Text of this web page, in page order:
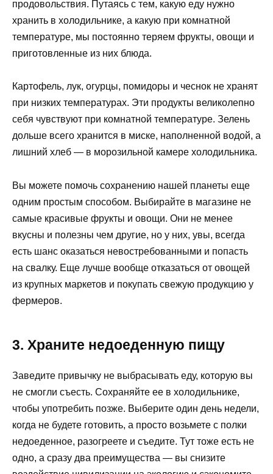
продовольствия. Путаясь с тем, какую еду нужно
хранить в холодильнике, а какую при комнатной
температуре, мы постоянно теряем фрукты, овощи и
приготовленные из них блюда.
Картофель, лук, огурцы, помидоры и чеснок не хранят
при низких температурах. Эти продукты великолепно
себя чувствуют при комнатной температуре. Зелень
дольше всего хранится в миске, наполненной водой, а
лишний хлеб — в морозильной камере холодильника.
Вы можете помочь сохранению нашей планеты еще
одним простым способом. Выбирайте в магазине не
самые красивые фрукты и овощи. Они не менее
вкусны и полезны чем другие, но у них, увы, всегда
есть шанс оказаться невостребованными и попасть
на свалку. Еще лучше вообще отказаться от овощей
из крупных маркетов и покупать свежую продукцию у
фермеров.
3. Храните недоеденную пищу
Заведите привычку не выбрасывать еду, которую вы
не смогли съесть. Сохраняйте ее в холодильнике,
чтобы употребить позже. Выберите один день недели,
когда не будете готовить, а просто возьмете с полки
недоеденное, разогреете и съедите. Тут тоже есть не
одно, а сразу два преимущества — вы снизите